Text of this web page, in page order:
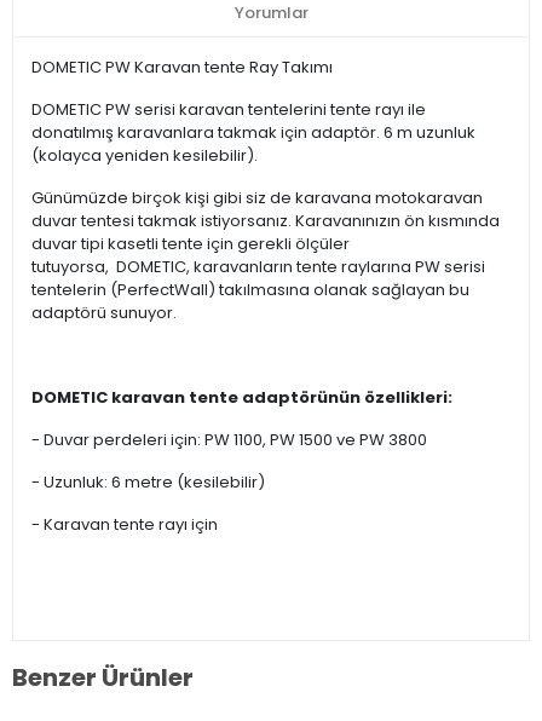
Yorumlar
DOMETIC PW Karavan tente Ray Takımı
DOMETIC PW serisi karavan tentelerini tente rayı ile
donatılmış karavanlara takmak için adaptör. 6 m uzunluk
(kolayca yeniden kesilebilir).
Günümüzde birçok kişi gibi siz de karavana motokaravan
duvar tentesi takmak istiyorsanız. Karavanınızın ön kısmında
duvar tipi kasetli tente için gerekli ölçüler
tutuyorsa, DOMETIC, karavanların tente raylarına PW serisi
tentelerin (PerfectWall) takılmasına olanak sağlayan bu
adaptörü sunuyor.
DOMETIC karavan tente adaptörünün özellikleri:
- Duvar perdeleri için: PW 1100, PW 1500 ve PW 3800
- Uzunluk: 6 metre (kesilebilir)
- Karavan tente rayı için
Benzer Ürünler